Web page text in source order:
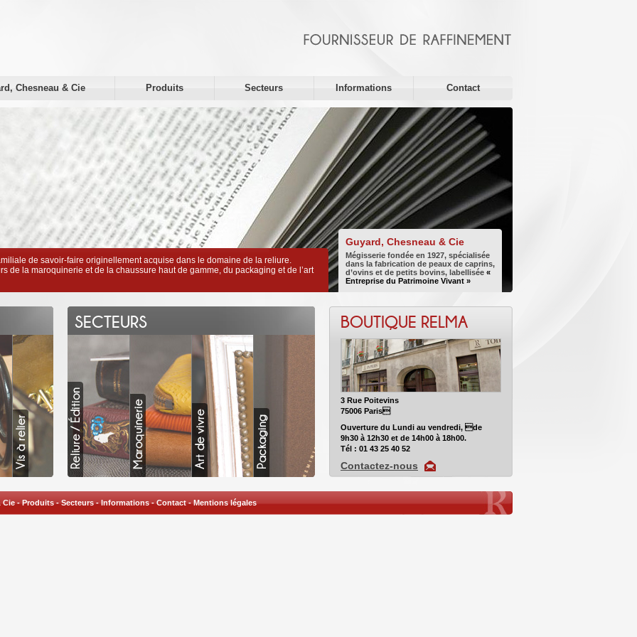
Chesneau & Cie Produits Secteurs Informations Contact
de savoir-faire originellement acquise dans le domaine de la reliure.
de la maroquinerie et de la chaussure haut de gamme, du packaging et de l’art
Guyard, Chesneau & Cie
Mégisserie fondée en 1927, spécialisée
dans la fabrication de peaux de caprins,
d’ovins et de petits bovins, labellisée «
Entreprise du Patrimoine Vivant »
SECTEURS BOUTIQUE RELMA
3 Rue Poitevins
75006 Paris
Ouverture du Lundi au vendredi, de
9h30 à 12h30 et de 14h00 à 18h00.
Tél : 01 43 25 40 52
Contactez-nous
Cie-Produits-Secteurs-Informations-Contact-Mentions légales